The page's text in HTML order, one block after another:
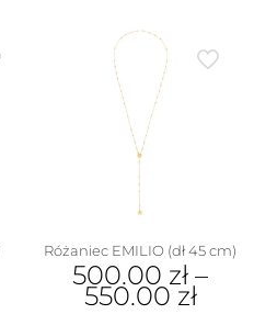
produkt
ma
wiele
wariantów.
Opcje
można
wybrać
stronie
produktu
Różaniec EMILIO (dł 45 cm)
500.00 zł –
550.00 zł